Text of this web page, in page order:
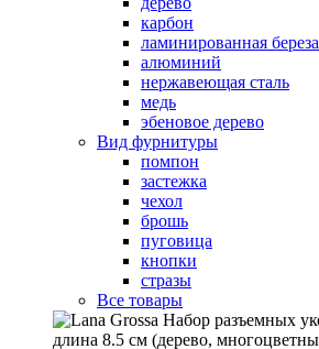
карбон
ламинированная береза
алюминий
нержавеющая сталь
медь
эбеновое дерево
Вид фурнитуры
помпон
застежка
чехол
брошь
пуговица
кнопки
стразы
Все товары